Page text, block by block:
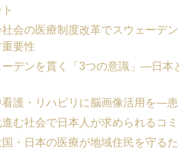
社会の医療制度改革でスウェーデ
要性
ーデンを貫く「3つの意識」―日本
看護・リハビリに脳画像活用を―
進む社会で日本人が求められるコ
国・日本の医療が地域住民を守る